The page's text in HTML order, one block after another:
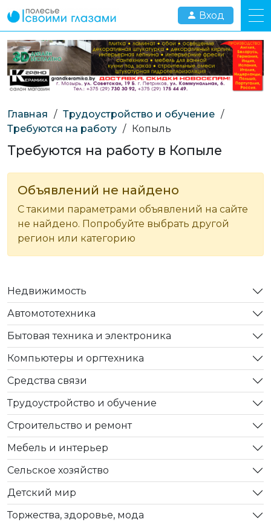
Вход
Главная / Трудоустройство и обучение /
Требуются на работу / Копыль
Требуются на работу в Копыле
Объявлений не найдено
С такими параметрами объявлений на сайте
не найдено. Попробуйте выбрать другой
регион или категорию
Недвижимость
Автомототехника
Бытовая техника и электроника
Компьютеры и оргтехника
Средства связи
Трудоустройство и обучение
Строительство и ремонт
Мебель и интерьер
Сельское хозяйство
Детский мир
Торжества, здоровье, мода